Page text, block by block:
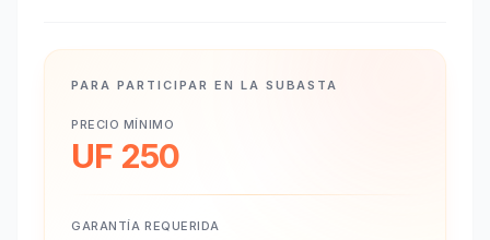
PARA PARTICIPAR EN LA SUBASTA
PRECIO MÍNIMO
UF 250
GARANTÍA REQUERIDA